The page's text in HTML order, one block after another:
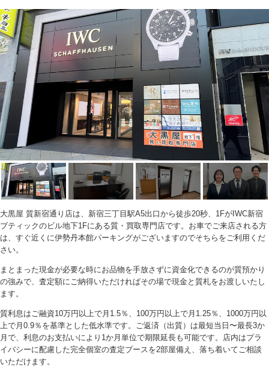
大黒屋 質新宿通り店は、新宿三丁目駅A5出口から徒歩20秒、1FがIWC新宿
ブティックのビル地下1Fにある質・買取専門店です。お車でご来店される方
は、すぐ近くに伊勢丹本館パーキングがございますのでそちらをご利用くだ
さい。
まとまった現金が必要な時にお品物を手放さずに資金化できるのが質預かり
の強みで、査定額にご納得いただければその場で現金と質札をお渡しいたし
ます。
質利息はご融資10万円以上で月1.5％、100万円以上で月1.25％、1000万円以
上で月0.9％を基準とした低水準です。ご返済（出質）は最短当日〜最長3か
月で、利息のお支払いにより1か月単位で期限延長も可能です。店内はプラ
イバシーに配慮した完全個室の査定ブースを2部屋備え、落ち着いてご相談
いただけます。